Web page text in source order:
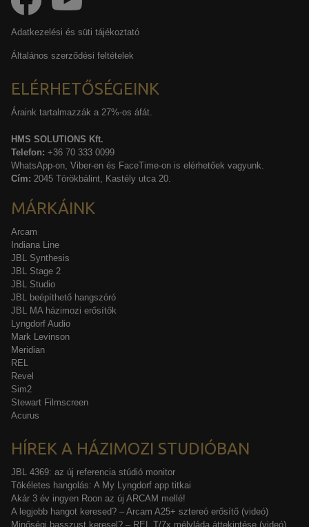
Adatkezelési és süti tájékoztató
Általános szerződési feltételek
ELÉRHETŐSÉGEINK
Áraink tartalmazzák a 27%-os áfát.
HMS SOLUTIONS Kft.
Telefon: +36 70 333 0099
WhatsApp-on, Viber-en és FaceTime-on is elérhetőek vagyunk.
Cím: 2045 Törökbálint, Kastély utca 20.
MÁRKÁINK
Arcam
Indiana Line
JBL Synthesis
JBL Stage 2
JBL Studio
JBL beépíthető hangszóró
JBL MA házimozi erősítők
Lyngdorf Audio
Mark Levinson
Meridian
REL
Revel
Sim2
Stewart Filmscreen
Acurus
HÍREK A HÁZIMOZI STUDIÓBAN
JBL 4369: az új referencia stúdió monitor
Tökéletes hangolás: A My Lyngdorf app titkai
Akár 3 év ingyen Roon az új ARCAM mellé!
A legjobb hangot keresed? – Arcam A25+ sztereó erősítő (videó)
Minőségi basszust keresel? – REL T/7x mélyláda áttekintése (videó)